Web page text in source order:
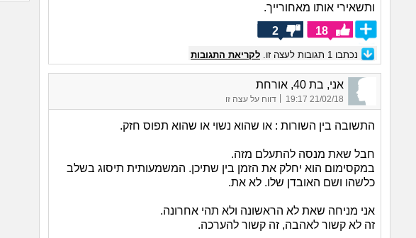
ותשאירי אותו מאחורייך.
18
2
נכתבו 1 תגובות לעצה זו. לקריאת התגובות
אני, בת 40, אורחת
21/02/18 19:17 דווח על עצה זו
התשובה בין השורות : או שהוא נשוי או שהוא תפוס חזק.
חבל שאת מנסה להתעלם מזה.
במקסימום הוא יחלק את הזמן בין שתיכן. המשמעותית תיסוג בשלב
כלשהו ושם האובדן שלו. לא את.
אני מניחה שאת לא הראשונה ולא תהי אחרונה.
זה לא קשור לאהבה, זה קשור להערכה.